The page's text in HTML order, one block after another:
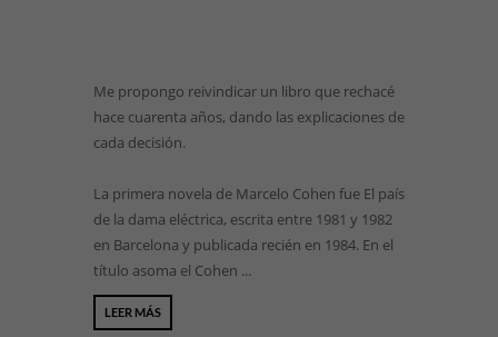
Me propongo reivindicar un libro que rechacé
hace cuarenta años, dando las explicaciones de
cada decisión.
La primera novela de Marcelo Cohen fue El país
de la dama eléctrica, escrita entre 1981 y 1982
en Barcelona y publicada recién en 1984. En el
título asoma el Cohen ...
LEER MÁS